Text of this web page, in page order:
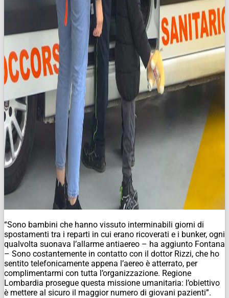
“Sono bambini che hanno vissuto interminabili giorni di
spostamenti tra i reparti in cui erano ricoverati e i bunker, ogni
qualvolta suonava l’allarme antiaereo – ha aggiunto Fontana
– Sono costantemente in contatto con il dottor Rizzi, che ho
sentito telefonicamente appena l’aereo è atterrato, per
complimentarmi con tutta l’organizzazione. Regione
Lombardia prosegue questa missione umanitaria: l’obiettivo
è mettere al sicuro il maggior numero di giovani pazienti”.